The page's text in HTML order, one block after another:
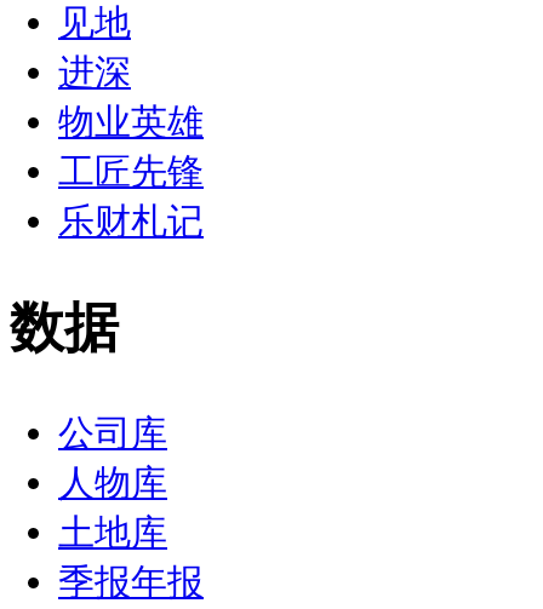
见地
进深
物业英雄
工匠先锋
乐财札记
数据
公司库
人物库
土地库
季报年报